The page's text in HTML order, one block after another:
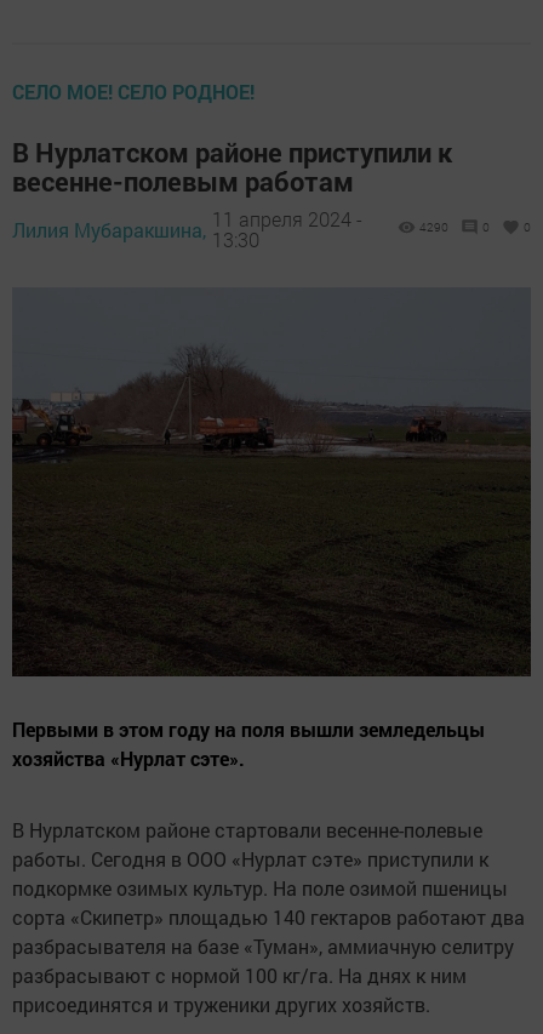
СЕЛО МОЕ! СЕЛО РОДНОЕ!
В Нурлатском районе приступили к
весенне-полевым работам
Лилия Мубаракшина, 11 апреля 2024 -
13:30
4290 0 0
Первыми в этом году на поля вышли земледельцы
хозяйства «Нурлат сэте».
В Нурлатском районе стартовали весенне-полевые
работы. Сегодня в ООО «Нурлат сэте» приступили к
подкормке озимых культур. На поле озимой пшеницы
сорта «Скипетр» площадью 140 гектаров работают два
разбрасывателя на базе «Туман», аммиачную селитру
разбрасывают с нормой 100 кг/га. На днях к ним
присоединятся и труженики других хозяйств.